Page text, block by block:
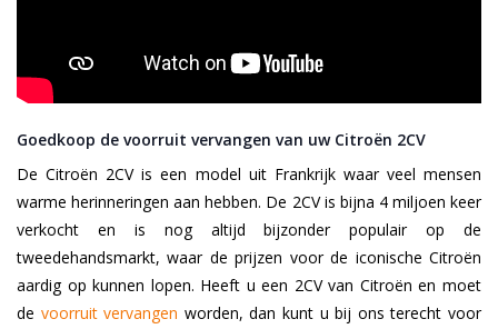
Goedkoop de voorruit vervangen van uw Citroën 2CV
De Citroën 2CV is een model uit Frankrijk waar veel mensen
warme herinneringen aan hebben. De 2CV is bijna 4 miljoen keer
verkocht en is nog altijd bijzonder populair op de
tweedehandsmarkt, waar de prijzen voor de iconische Citroën
aardig op kunnen lopen. Heeft u een 2CV van Citroën en moet
de voorruit vervangen worden, dan kunt u bij ons terecht voor